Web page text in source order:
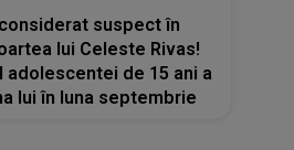
suspect în
lui Celeste Rivas!
adolescentei de 15 ani a
lui în luna septembrie